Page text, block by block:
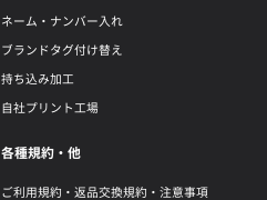
ネーム・ナンバー入れ
ブランドタグ付け替え
持ち込み加工
自社プリント工場
各種規約・他
ご利用規約・返品交換規約・注意事項